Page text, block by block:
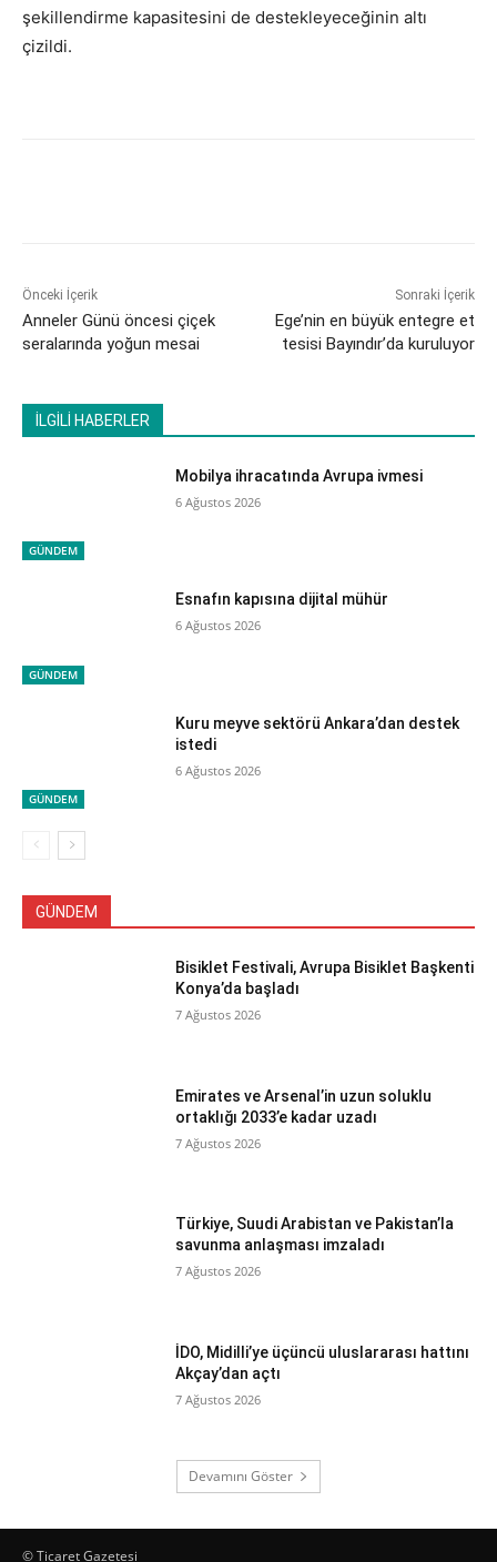
şekillendirme kapasitesini de destekleyeceğinin altı
çizildi.
Önceki İçerik
​Anneler Günü öncesi çiçek
seralarında yoğun mesai
Sonraki İçerik
Ege’nin en büyük entegre et
tesisi Bayındır’da kuruluyor
İLGİLİ HABERLER
GÜNDEM
Mobilya ihracatında Avrupa ivmesi
6 Ağustos 2026
GÜNDEM
Esnafın kapısına dijital mühür
6 Ağustos 2026
GÜNDEM
Kuru meyve sektörü Ankara’dan destek
istedi
6 Ağustos 2026
GÜNDEM
Bisiklet Festivali, Avrupa Bisiklet Başkenti
Konya’da başladı
7 Ağustos 2026
Emirates ve Arsenal’in uzun soluklu
ortaklığı 2033’e kadar uzadı
7 Ağustos 2026
Türkiye, Suudi Arabistan ve Pakistan’la
savunma anlaşması imzaladı
7 Ağustos 2026
İDO, Midilli’ye üçüncü uluslararası hattını
Akçay’dan açtı
7 Ağustos 2026
Devamını Göster
© Ticaret Gazetesi